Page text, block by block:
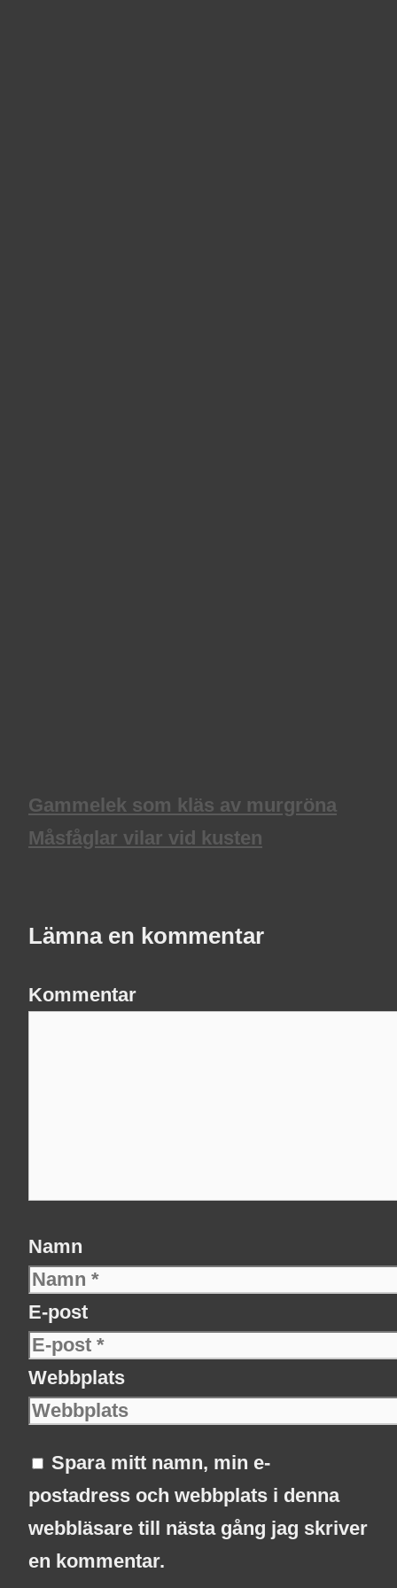
Gammelek som kläs av murgröna
Måsfåglar vilar vid kusten
Lämna en kommentar
Kommentar
Namn
E-post
Webbplats
Spara mitt namn, min e-
postadress och webbplats i denna
webbläsare till nästa gång jag skriver
en kommentar.